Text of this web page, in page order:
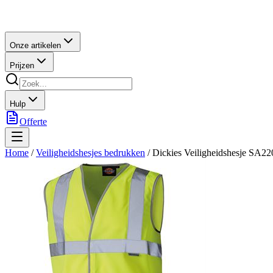
Onze artikelen
Prijzen
Hulp
Offerte
Home / Veiligheidshesjes bedrukken /Dickies Veiligheidshesje